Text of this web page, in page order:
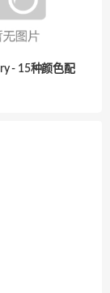
- 15种颜色配